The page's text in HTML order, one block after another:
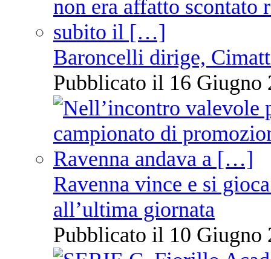
Baroncelli dirige,
Pubblicato il 16 Giugno
Ravenna vince e si
all’ultima giornata
Pubblicato il 10 Giugno